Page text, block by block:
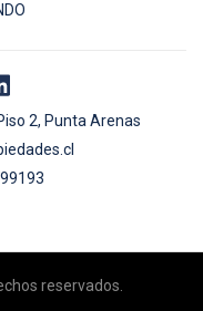
2, Punta Arenas
reservados.